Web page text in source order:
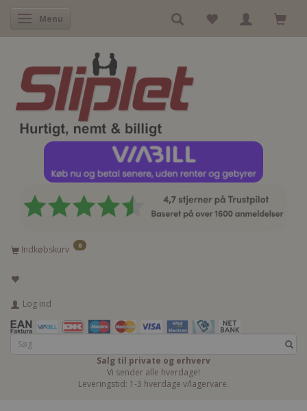
Skifte navigation
Menu
Indkøbskurv 0
Log ind
Salg til private og erhverv
Vi sender alle hverdage!
Leveringstid: 1-3 hverdage v/lagervare.